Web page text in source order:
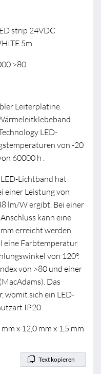
strip 24VDC
5m
>80
Leiterplatine.
LED-
von -20
60000 h .
Lichtband hat
einer Leistung von
lm/W ergibt. Bei einer
kann eine
erreicht werden.
eine Farbtemperatur
von 120°.
von >80 und einer
Das
womit sich ein LED-
IP20
x 12,0 mm x 1,5 mm
Text kopieren